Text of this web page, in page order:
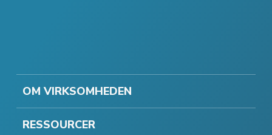
OM VIRKSOMHEDEN
RESSOURCER